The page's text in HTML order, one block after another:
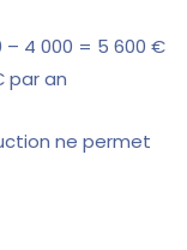
– 4 000 = 5 600 €
par an
ne permet